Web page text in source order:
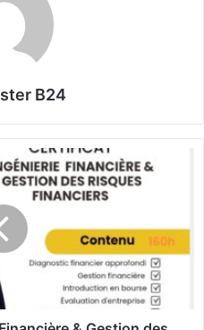
B24